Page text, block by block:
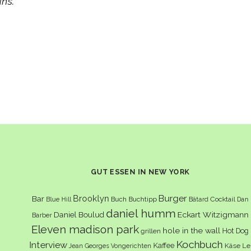
GUT ESSEN IN NEW YORK
Bar Blue Hill Brooklyn Buch Buchtipp Burger Bâtard Cocktail Dan
Barber Daniel Boulud daniel humm Eckart Witzigmann
Eleven madison park grillen hole in the wall Hot Dog
Interview Jean Georges Vongerichten Kaffee Kochbuch Käse Le